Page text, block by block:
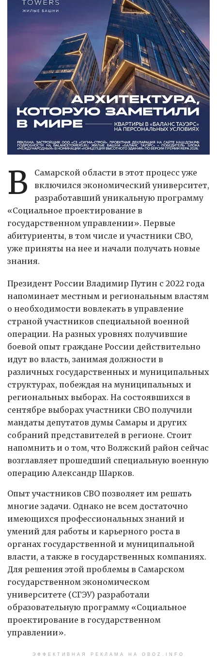
В
Самарской области в этот процесс уже
включился экономический университет,
разработавший уникальную программу
«Социальное проектирование в
государственном управлении». Первые
абитуриенты, в том числе и участники СВО,
уже приняты на нее и начали получать новые
знания.
Президент России Владимир Путин с 2022 года
напоминает местным и региональным властям
о необходимости вовлекать в управление
страной участников специальной военной
операции. На разных уровнях получившие
боевой опыт граждане России действительно
идут во власть, занимая должности в
различных государственных и муниципальных
структурах, побеждая на муниципальных и
региональных выборах. На состоявшихся в
сентябре выборах участники СВО получили
мандаты депутатов думы Самары и других
собраний представителей в регионе. Стоит
напомнить и о том, что Волжский район сейчас
возглавляет прошедший специальную военную
операцию Александр Шарков.
Опыт участников СВО позволяет им решать
многие задачи. Однако не всем достаточно
имеющихся профессиональных знаний и
умений для работы и карьерного роста в
органах государственной и муниципальной
власти, а также в государственных компаниях.
Для решения этой проблемы в Самарском
государственном экономическом
университете (СГЭУ) разработали
образовательную программу «Социальное
проектирование в государственном
управлении».
ЭФФЕКТИВНАЯ РЕКЛАМА НА OBOZ.INFO